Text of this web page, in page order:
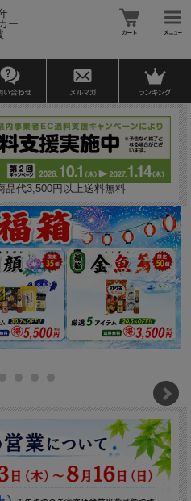
ー
品代3,500円以上送料無料